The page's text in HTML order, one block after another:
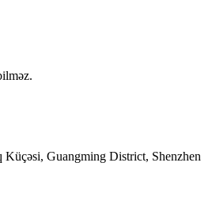
Guangming District, Shenzhen